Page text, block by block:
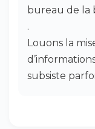
bureau de la
.
Louons la
subsiste